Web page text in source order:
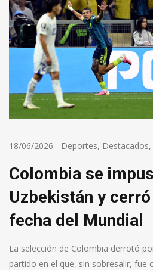
18/06/2026 - Deportes, Destacados,
Colombia se
Uzbekistán y
fecha del Mundial
La selección de Colombia derrotó
partido en el que, sin sobresalir, fue